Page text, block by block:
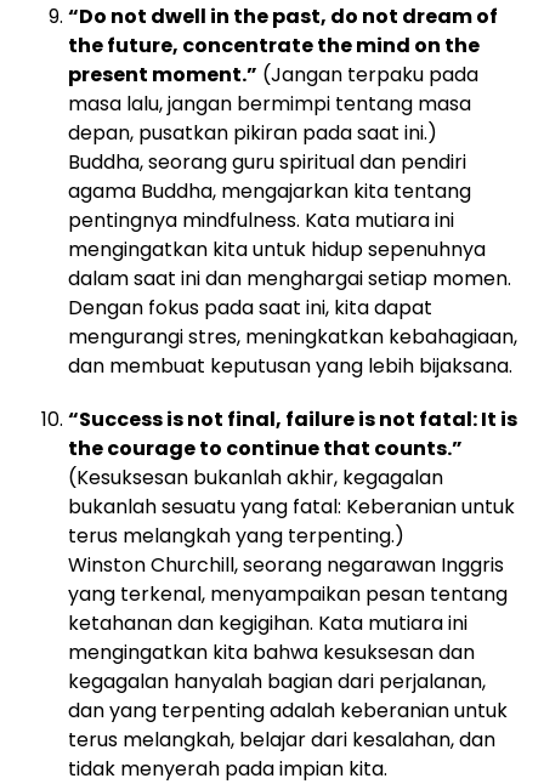
“Do not dwell in the past, do not dream of
the future, concentrate the mind on the
present moment.” (Jangan terpaku pada
masa lalu, jangan bermimpi tentang masa
depan, pusatkan pikiran pada saat ini.)
Buddha, seorang guru spiritual dan pendiri
agama Buddha, mengajarkan kita tentang
pentingnya mindfulness. Kata mutiara ini
mengingatkan kita untuk hidup sepenuhnya
dalam saat ini dan menghargai setiap momen.
Dengan fokus pada saat ini, kita dapat
mengurangi stres, meningkatkan kebahagiaan,
dan membuat keputusan yang lebih bijaksana.
“Success is not final, failure is not fatal: It is
the courage to continue that counts.”
(Kesuksesan bukanlah akhir, kegagalan
bukanlah sesuatu yang fatal: Keberanian untuk
terus melangkah yang terpenting.)
Winston Churchill, seorang negarawan Inggris
yang terkenal, menyampaikan pesan tentang
ketahanan dan kegigihan. Kata mutiara ini
mengingatkan kita bahwa kesuksesan dan
kegagalan hanyalah bagian dari perjalanan,
dan yang terpenting adalah keberanian untuk
terus melangkah, belajar dari kesalahan, dan
tidak menyerah pada impian kita.